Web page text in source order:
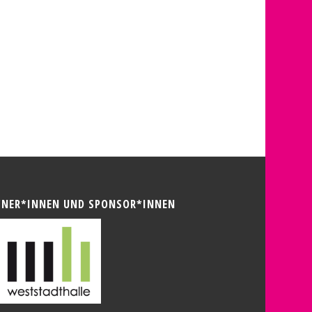
UND SPONSOR*INNEN